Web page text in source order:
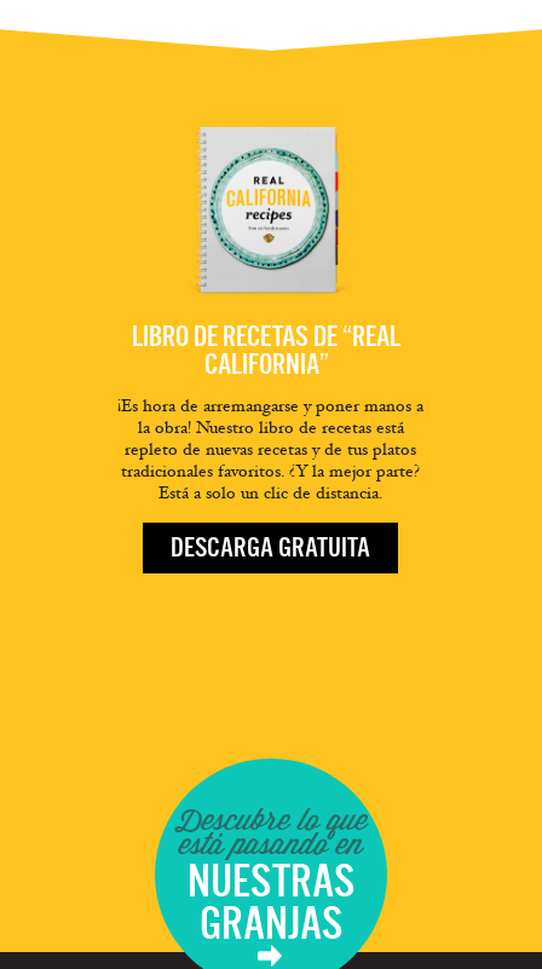
LIBRO DE RECETAS DE “REAL
CALIFORNIA”
¡Es hora de arremangarse y poner manos a
la obra! Nuestro libro de recetas está
repleto de nuevas recetas y de tus platos
tradicionales favoritos. ¿Y la mejor parte?
Está a solo un clic de distancia.
DESCARGA GRATUITA
Descubre lo que
está pasando en
NUESTRAS
GRANJAS